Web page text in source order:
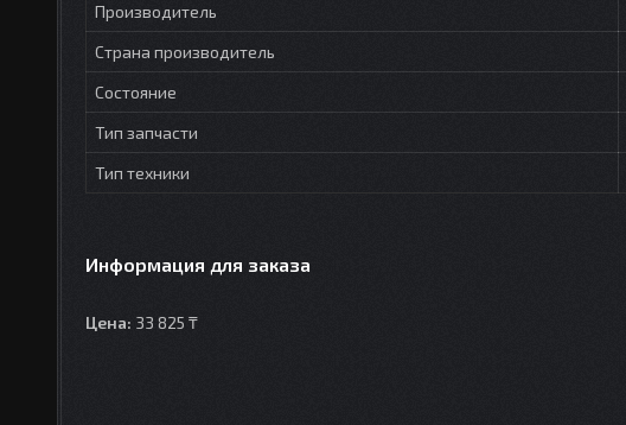
Производитель
Страна производитель
Состояние
Тип запчасти
Тип техники
Информация для заказа
Цена: 33 825 ₸